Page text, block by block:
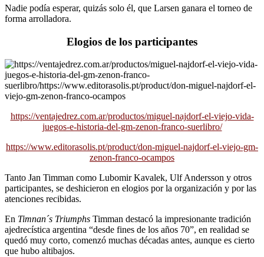
Nadie podía esperar, quizás solo él, que Larsen ganara el torneo de
forma arrolladora.
Elogios de los participantes
https://ventajedrez.com.ar/productos/miguel-najdorf-el-viejo-vida-
juegos-e-historia-del-gm-zenon-franco-suerlibro/
https://www.editorasolis.pt/product/don-miguel-najdorf-el-viejo-gm-
zenon-franco-ocampos
Tanto Jan Timman como Lubomir Kavalek, Ulf Andersson y otros
participantes, se deshicieron en elogios por la organización y por las
atenciones recibidas.
En Timnan´s Triumphs Timman destacó la impresionante tradición
ajedrecística argentina “desde fines de los años 70”, en realidad se
quedó muy corto, comenzó muchas décadas antes, aunque es cierto
que hubo altibajos.